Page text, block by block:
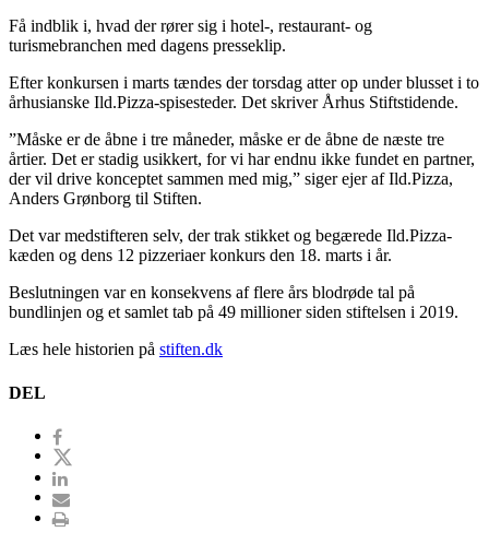
Få indblik i, hvad der rører sig i hotel-, restaurant- og
turismebranchen med dagens presseklip.
Efter konkursen i marts tændes der torsdag atter op under blusset i to
århusianske Ild.Pizza-spisesteder. Det skriver Århus Stiftstidende.
”Måske er de åbne i tre måneder, måske er de åbne de næste tre
årtier. Det er stadig usikkert, for vi har endnu ikke fundet en partner,
der vil drive konceptet sammen med mig,” siger ejer af Ild.Pizza,
Anders Grønborg til Stiften.
Det var medstifteren selv, der trak stikket og begærede Ild.Pizza-
kæden og dens 12 pizzeriaer konkurs den 18. marts i år.
Beslutningen var en konsekvens af flere års blodrøde tal på
bundlinjen og et samlet tab på 49 millioner siden stiftelsen i 2019.
Læs hele historien på stiften.dk
DEL